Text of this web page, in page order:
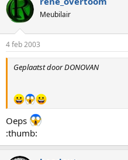
Meubilair
4 feb 2003
Geplaatst door DONOVAN
Oeps
:thumb: